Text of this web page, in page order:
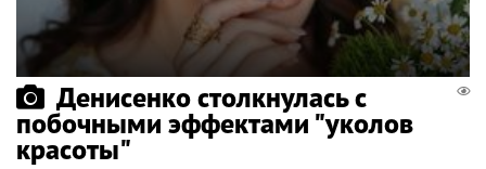
Денисенко столкнулась с
побочными эффектами "уколов
красоты"